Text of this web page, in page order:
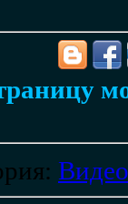
: Видео